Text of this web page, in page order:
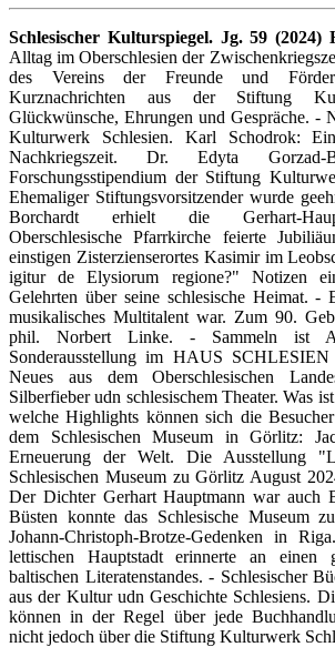
Schlesischer Kulturspiegel. Jg. 59 (2024)
Alltag im Oberschlesien der
des Vereins der Freunde und
Kurznachrichten aus der Stiftung
Glückwünsche, Ehrungen und Gespräche. -
Kulturwerk Schlesien. Karl Schodrok:
Nachkriegszeit. Dr. Edyta
Forschungsstipendium der Stiftung
Ehemaliger Stiftungsvorsitzender wurde
Borchardt erhielt die Gerhart-
Oberschlesische Pfarrkirche feierte
einstigen Zisterzienserortes Kasimir im
igitur de Elysiorum regione?" Notizen
Gelehrten über seine schlesische Heimat. -
musikalisches Multitalent war. Zum 90.
phil. Norbert Linke. - Sammeln ist
Sonderausstellung im HAUS
Neues aus dem Oberschlesischen
Silberfieber udn schlesischem Theater. Was
welche Highlights können sich die
dem Schlesischen Museum in Görlitz:
Erneuerung der Welt. Die Ausstellung
Schlesischen Museum zu Görlitz August
Der Dichter Gerhart Hauptmann war auch
Büsten konnte das Schlesische Museum
Johann-Christoph-Brotze-Gedenken in
lettischen Hauptstadt erinnerte an einen
baltischen Literatenstandes. - Schlesischer
aus der Kultur udn Geschichte Schlesiens.
können in der Regel über jede
nicht jedoch über die Stiftung Kulturwerk